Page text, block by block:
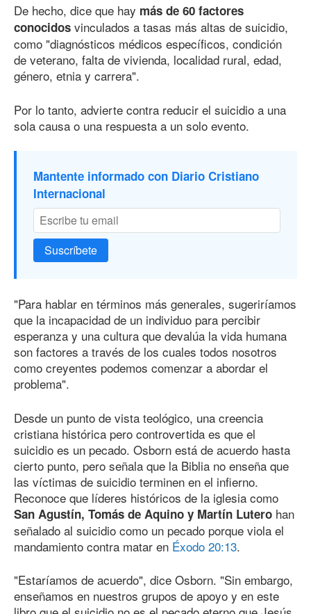
De hecho, dice que hay más de 60 factores
conocidos vinculados a tasas más altas de suicidio,
como "diagnósticos médicos específicos, condición
de veterano, falta de vivienda, localidad rural, edad,
género, etnia y carrera".
Por lo tanto, advierte contra reducir el suicidio a una
sola causa o una respuesta a un solo evento.
Mantente informado con Diario Cristiano
Internacional
Suscríbete
"Para hablar en términos más generales, sugeriríamos
que la incapacidad de un individuo para percibir
esperanza y una cultura que devalúa la vida humana
son factores a través de los cuales todos nosotros
como creyentes podemos comenzar a abordar el
problema".
Desde un punto de vista teológico, una creencia
cristiana histórica pero controvertida es que el
suicidio es un pecado. Osborn está de acuerdo hasta
cierto punto, pero señala que la Biblia no enseña que
las víctimas de suicidio terminen en el infierno.
Reconoce que líderes históricos de la iglesia como
San Agustín, Tomás de Aquino y Martín Lutero han
señalado al suicidio como un pecado porque viola el
mandamiento contra matar en Éxodo 20:13.
"Estaríamos de acuerdo", dice Osborn. "Sin embargo,
enseñamos en nuestros grupos de apoyo y en este